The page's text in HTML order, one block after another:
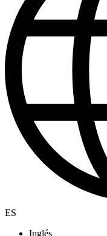
ES
Inglés